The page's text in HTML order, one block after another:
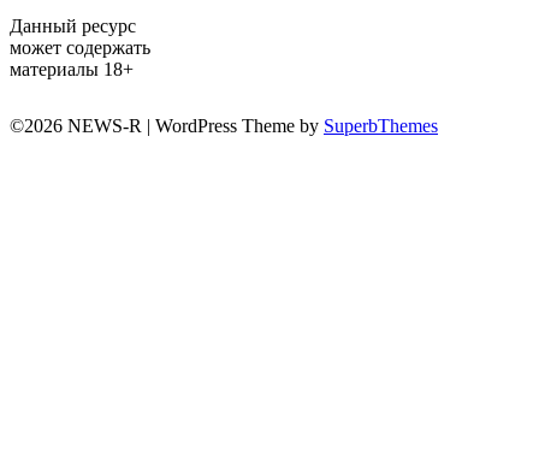
Данный ресурс
может содержать
материалы 18+
©2026 NEWS-R | WordPress Theme by SuperbThemes